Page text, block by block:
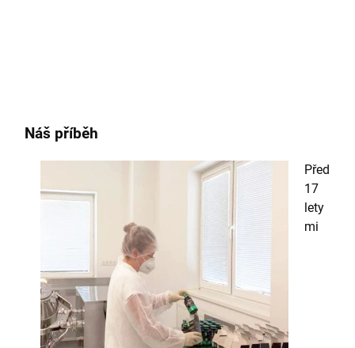
Náš příběh
Před
17
lety
mi